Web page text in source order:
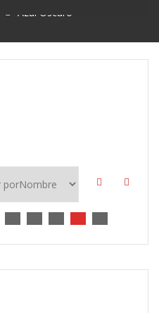
Azul Oscuro